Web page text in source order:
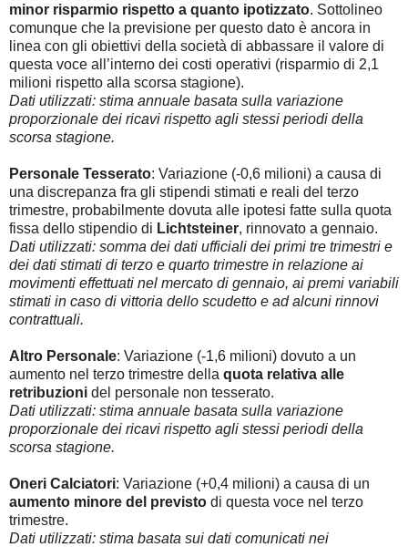
minor risparmio rispetto a quanto ipotizzato. Sottolineo
comunque che la previsione per questo dato è ancora in
linea con gli obiettivi della società di abbassare il valore di
questa voce all’interno dei costi operativi (risparmio di 2,1
milioni rispetto alla scorsa stagione).
Dati utilizzati: stima annuale basata sulla variazione
proporzionale dei ricavi rispetto agli stessi periodi della
scorsa stagione.
Personale Tesserato: Variazione (-0,6 milioni) a causa di
una discrepanza fra gli stipendi stimati e reali del terzo
trimestre, probabilmente dovuta alle ipotesi fatte sulla quota
fissa dello stipendio di Lichtsteiner, rinnovato a gennaio.
Dati utilizzati: somma dei dati ufficiali dei primi tre trimestri e
dei dati stimati di terzo e quarto trimestre in relazione ai
movimenti effettuati nel mercato di gennaio, ai premi variabili
stimati in caso di vittoria dello scudetto e ad alcuni rinnovi
contrattuali.
Altro Personale: Variazione (-1,6 milioni) dovuto a un
aumento nel terzo trimestre della quota relativa alle
retribuzioni del personale non tesserato.
Dati utilizzati: stima annuale basata sulla variazione
proporzionale dei ricavi rispetto agli stessi periodi della
scorsa stagione.
Oneri Calciatori: Variazione (+0,4 milioni) a causa di un
aumento minore del previsto di questa voce nel terzo
trimestre.
Dati utilizzati: stima basata sui dati comunicati nei